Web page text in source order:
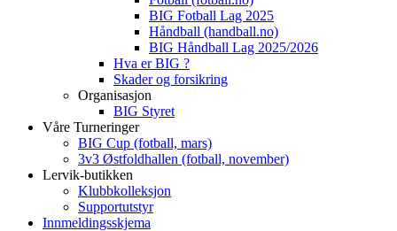
BIG Fotball Lag 2025
Håndball (handball.no)
BIG Håndball Lag 2025/2026
Hva er BIG ?
Skader og forsikring
Organisasjon
BIG Styret
Våre Turneringer
BIG Cup (fotball, mars)
3v3 Østfoldhallen (fotball, november)
Lervik-butikken
Klubbkolleksjon
Supportutstyr
Innmeldingsskjema